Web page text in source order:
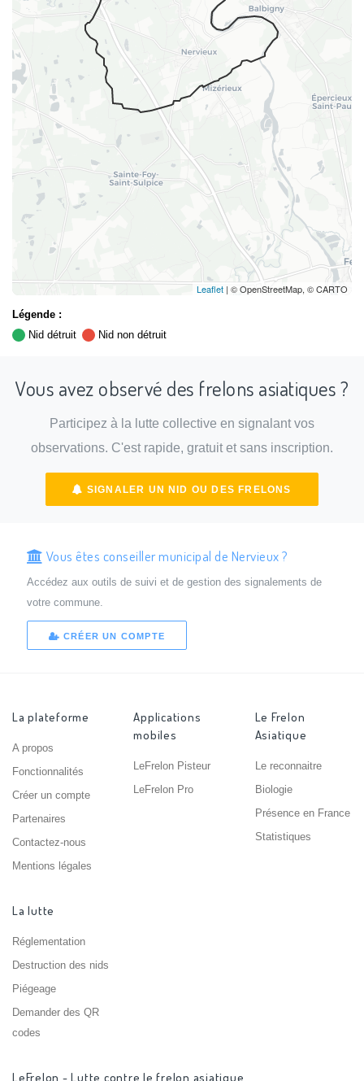
Leaflet | © OpenStreetMap, © CARTO
Légende :
Nid détruit
Nid non détruit
Vous avez observé des frelons asiatiques ?
Participez à la lutte collective en signalant vos
observations. C'est rapide, gratuit et sans inscription.
SIGNALER UN NID OU DES FRELONS
Vous êtes conseiller municipal de Nervieux ?
Accédez aux outils de suivi et de gestion des signalements de
votre commune.
CRÉER UN COMPTE
La plateforme
A propos
Fonctionnalités
Créer un compte
Partenaires
Contactez-nous
Mentions légales
Applications
mobiles
LeFrelon Pisteur
LeFrelon Pro
Le Frelon
Asiatique
Le reconnaitre
Biologie
Présence en France
Statistiques
La lutte
Réglementation
Destruction des nids
Piégeage
Demander des QR
codes
LeFrelon - Lutte contre le frelon asiatique